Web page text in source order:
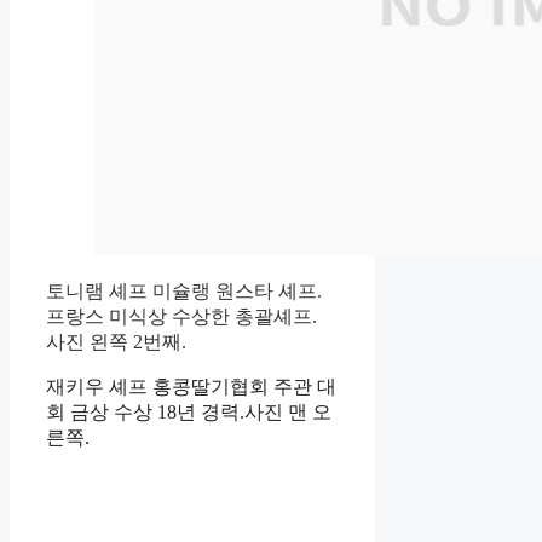
토니램 셰프 미슐랭 원스타 셰프.
프랑스 미식상 수상한 총괄셰프.
사진 왼쪽 2번째.
재키우 셰프 홍콩딸기협회 주관 대
회 금상 수상 18년 경력.사진 맨 오
른쪽.